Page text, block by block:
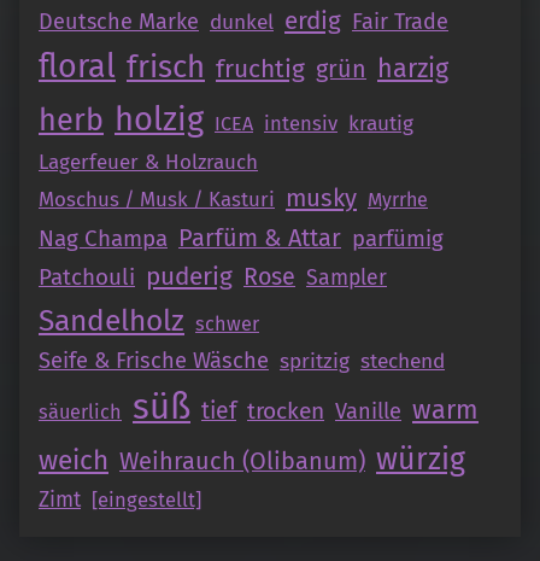
Deutsche Marke dunkel erdig Fair Trade
floral frisch fruchtig grün harzig
herb holzig ICEA intensiv krautig
Lagerfeuer & Holzrauch
Moschus / Musk / Kasturi musky Myrrhe
Nag Champa Parfüm & Attar parfümig
Patchouli puderig Rose Sampler
Sandelholz schwer
Seife & Frische Wäsche spritzig stechend
säuerlich süß tief trocken Vanille warm
weich Weihrauch (Olibanum) würzig
Zimt [eingestellt]